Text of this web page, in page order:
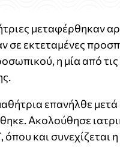
μεταφέρθηκαν
σε εκτεταμένες
η μία από
επανήλθε
Ακολούθησε
όπου και συνεχίζεται